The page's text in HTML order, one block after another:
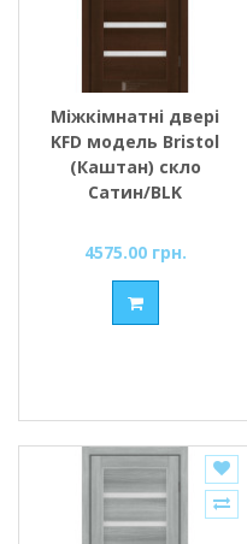
Міжкімнатні двері
KFD модель Bristol
(Каштан) скло
Сатин/BLK
4575.00 грн.